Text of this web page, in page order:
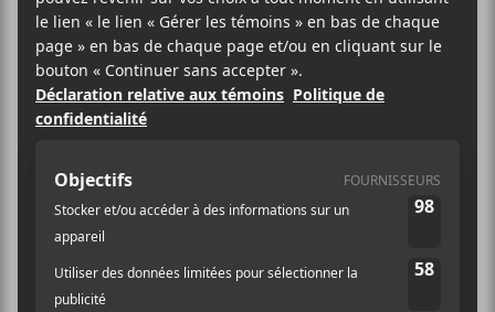
Les fonds amassés iront directement à The Sameer
Project et The Ghassan Abu Sittah Children’s
fund, deux organismes qui viennent en aide aux
enfants et aux réfugiés de la Palestine.
Club Soda
1225, Boul. St-Laurent